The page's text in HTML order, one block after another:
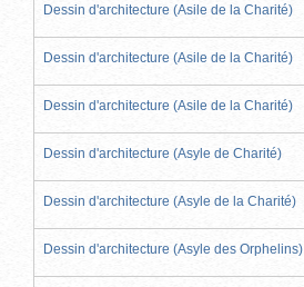
Dessin d'architecture (Asile de la Charité)
Dessin d'architecture (Asile de la Charité)
Dessin d'architecture (Asile de la Charité)
Dessin d'architecture (Asyle de Charité)
Dessin d'architecture (Asyle de la Charité)
Dessin d'architecture (Asyle des Orphelins)